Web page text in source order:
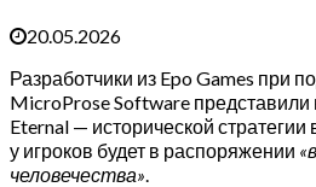
20.05.2026
Разработчики из Epo Games при
MicroProse Software
Eternal — исторической
у игроков будет в распоряжении
человечества».